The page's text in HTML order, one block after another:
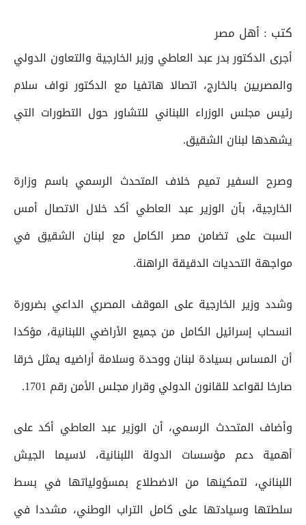
كتب : أهل مصر
أجرى الدكتور بدر عبد العاطي وزير الخارجية والتعاون الدولي
والمصريين بالخارج، اتصالا هاتفيا مع الدكتور نواف سلام
رئيس مجلس الوزراء اللبناني للتشاور حول التطورات التي
يشهدها لبنان الشقيق.
وصرح السفير تميم خلاف المتحدث الرسمي باسم وزارة
الخارجية، بأن الوزير عبد العاطي أكد خلال الاتصال أمس
السبت على تضامن مصر الكامل مع لبنان الشقيق في
مواجهة التحديات الدقيقة الراهنة.
وشدد وزير الخارجية على الموقف المصري الداعي بضرورة
انسحاب إسرائيل الكامل من جميع الأراضي اللبنانية، مؤكدا
أن المساس بسيادة لبنان ووحدة وسلامة أراضيه يمثل خرقا
صارخا لقواعد للقانون الدولي وقرار مجلس الأمن رقم 1701.
وأضاف المتحدث الرسمي، أن الوزير عبد العاطي أكد على
أهمية دعم مؤسسات الدولة اللبنانية، لاسيما الجيش
اللبناني، لتمكينها من الاضطلاع بمسؤولياتها في بسط
سلطتها وسيادتها على كامل التراب الوطني، مشددا في